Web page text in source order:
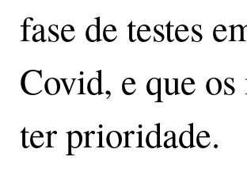
fase de testes
Covid, e que
ter prioridade.